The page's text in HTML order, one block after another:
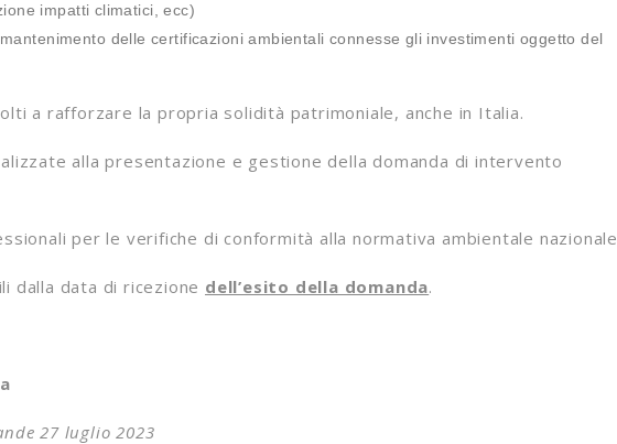
impatti climatici, ecc)
delle certificazioni ambientali connesse gli investimenti oggetto del
a rafforzare la propria solidità patrimoniale, anche in Italia.
alla presentazione e gestione della domanda di intervento
per le verifiche di conformità alla normativa ambientale nazionale
dalla data di ricezione dell’esito della domanda.
27 luglio 2023